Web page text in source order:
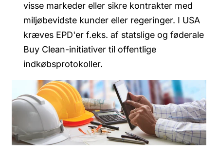
visse markeder eller sikre kontrakter med
miljøbevidste kunder eller regeringer. I USA
kræves EPD'er f.eks. af statslige og føderale
Buy Clean-initiativer til offentlige
indkøbsprotokoller.